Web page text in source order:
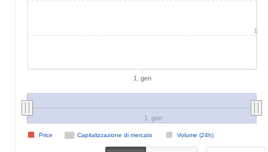
1. gen
Capitalizzazione di mercato Volume (24h)
Price
1. gen
1